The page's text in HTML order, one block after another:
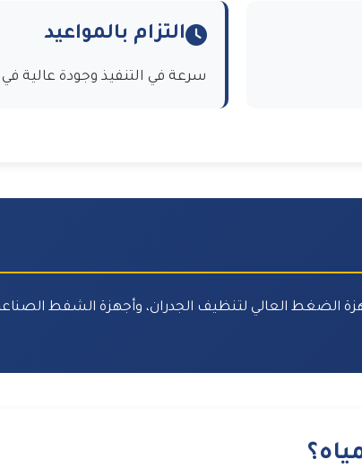
التزام بالمواعيد
سرعة في التنفيذ وجودة عالية
العالي لتنظيف الجدران، وأجهزة الشفط الصناعية